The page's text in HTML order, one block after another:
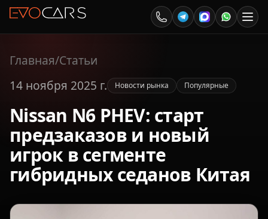
Главная/Статьи
14 ноября 2025 г.
Новости рынка Популярные
Nissan N6 PHEV: старт
предзаказов и новый
игрок в сегменте
гибридных седанов Китая